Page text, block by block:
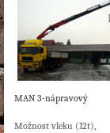
MAN 3-nápravový
Možnost vleku (12t),